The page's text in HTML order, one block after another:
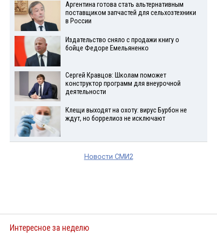
Аргентина готова стать альтернативным
поставщиком запчастей для сельхозтехники
в России
Издательство сняло с продажи книгу о
бойце Федоре Емельяненко
Сергей Кравцов: Школам поможет
конструктор программ для внеурочной
деятельности
Клещи выходят на охоту: вирус Бурбон не
ждут, но боррелиоз не исключают
Новости СМИ2
Интересное за неделю